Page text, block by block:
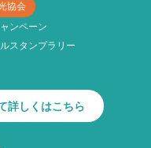
協会
ンペーン
スタンプラリー
詳しくはこちら